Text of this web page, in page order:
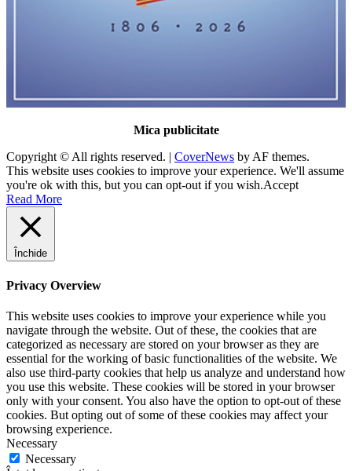
Mica publicitate
Copyright © All rights reserved.
CoverNews by AF themes.
This website uses cookies to improve your experience. We'll assume
you're ok with this, but you can opt-out if you wish.Accept
Read More
Închide
Privacy Overview
This website uses cookies to improve your experience while you
navigate through the website. Out of these, the cookies that are
categorized as necessary are stored on your browser as they are
essential for the working of basic functionalities of the website. We
also use third-party cookies that help us analyze and understand how
you use this website. These cookies will be stored in your browser
only with your consent. You also have the option to opt-out of these
cookies. But opting out of some of these cookies may affect your
browsing experience.
Necessary
Necessary